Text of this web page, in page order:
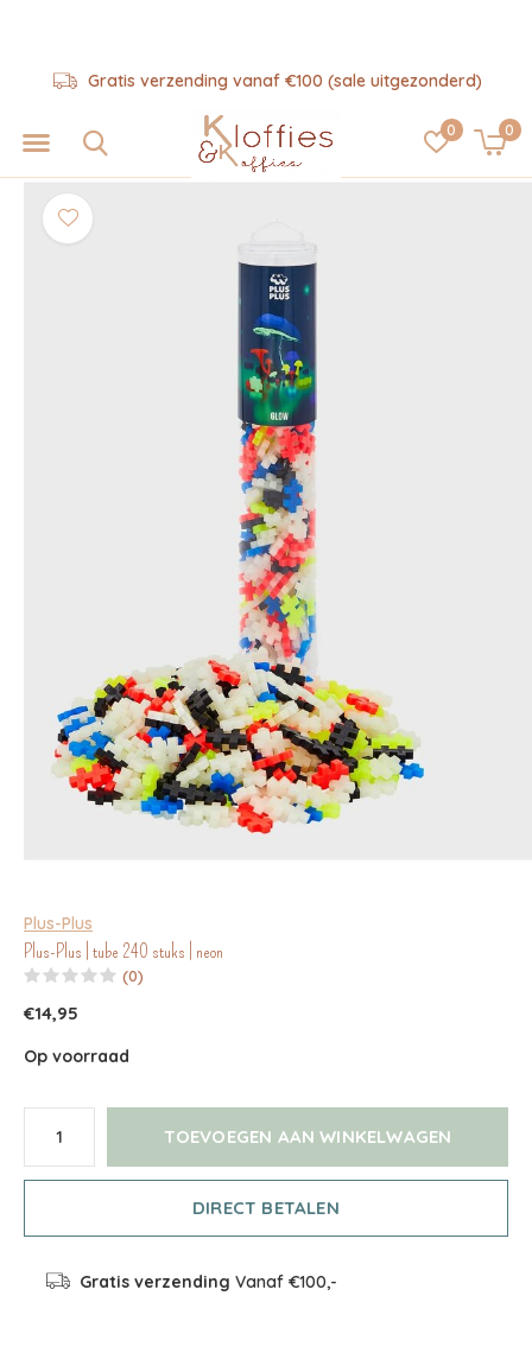
0 0
Gratis verzending vanaf €100 (sale uitgezonderd)
Plus-Plus
Plus-Plus | tube 240 stuks | neon
(0)
€14,95
Op voorraad
TOEVOEGEN AAN WINKELWAGEN
DIRECT BETALEN
Gratis verzending Vanaf €100,-